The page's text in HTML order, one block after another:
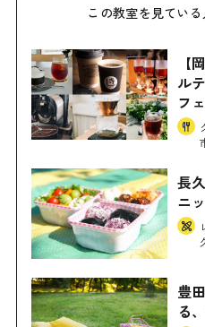
この教室を見てい
【
ル
フ
長
ニ
豊
る